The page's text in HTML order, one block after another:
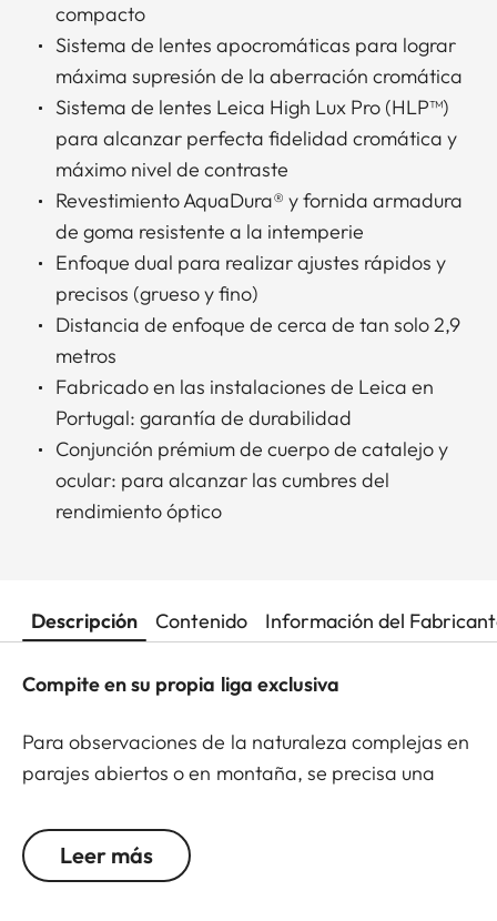
compacto
Sistema de lentes apocromáticas para lograr
máxima supresión de la aberración cromática
Sistema de lentes Leica High Lux Pro (HLP™)
para alcanzar perfecta fidelidad cromática y
máximo nivel de contraste
Revestimiento AquaDura® y fornida armadura
de goma resistente a la intemperie
Enfoque dual para realizar ajustes rápidos y
precisos (grueso y fino)
Distancia de enfoque de cerca de tan solo 2,9
metros
Fabricado en las instalaciones de Leica en
Portugal: garantía de durabilidad
Conjunción prémium de cuerpo de catalejo y
ocular: para alcanzar las cumbres del
rendimiento óptico
Descripción Contenido Información del
Compite en su propia liga exclusiva
Para observaciones de la naturaleza complejas en
parajes abiertos o en montaña, se precisa una
lo que hace que el Leica APO-Televid cautive a los
usuarios: su exquisita calidad de imagen. El
Leer más